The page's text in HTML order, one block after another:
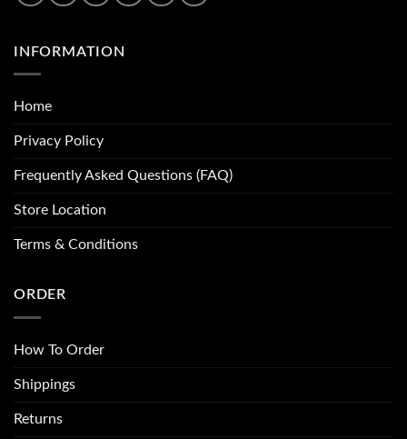
INFORMATION
Home
Privacy Policy
Frequently Asked Questions (FAQ)
Store Location
Terms & Conditions
ORDER
How To Order
Shippings
Returns